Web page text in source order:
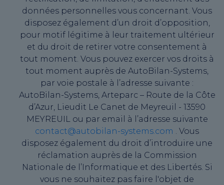
données personnelles vous concernant. Vous
disposez également d’un droit d’opposition,
pour motif légitime à leur traitement ultérieur
et du droit de retirer votre consentement à
tout moment. Vous pouvez exercer vos droits à
tout moment auprès de AutoBilan-Systems,
par voie postale à l’adresse suivante :
AutoBilan-Systems, Arteparc – Route de la Côte
d’Azur, Lieudit Le Canet de Meyreuil - 13590
MEYREUIL ou par email à l’adresse suivante
contact@autobilan-systems.com . Vous
disposez également du droit d’introduire une
réclamation auprès de la Commission
Nationale de l’Informatique et des Libertés. Si
vous ne souhaitez pas faire l'objet de